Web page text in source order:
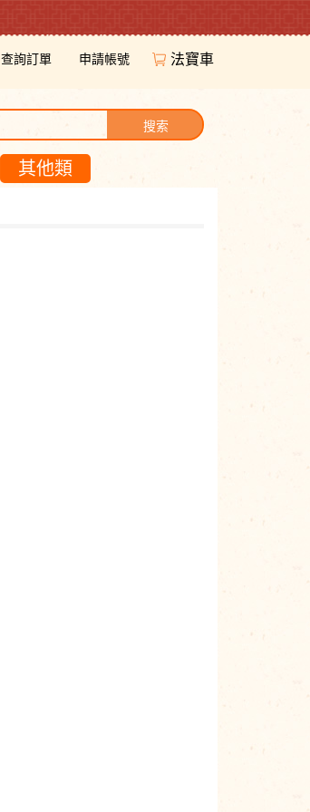
查詢訂單 申請帳號 法寶車
搜索
其他類